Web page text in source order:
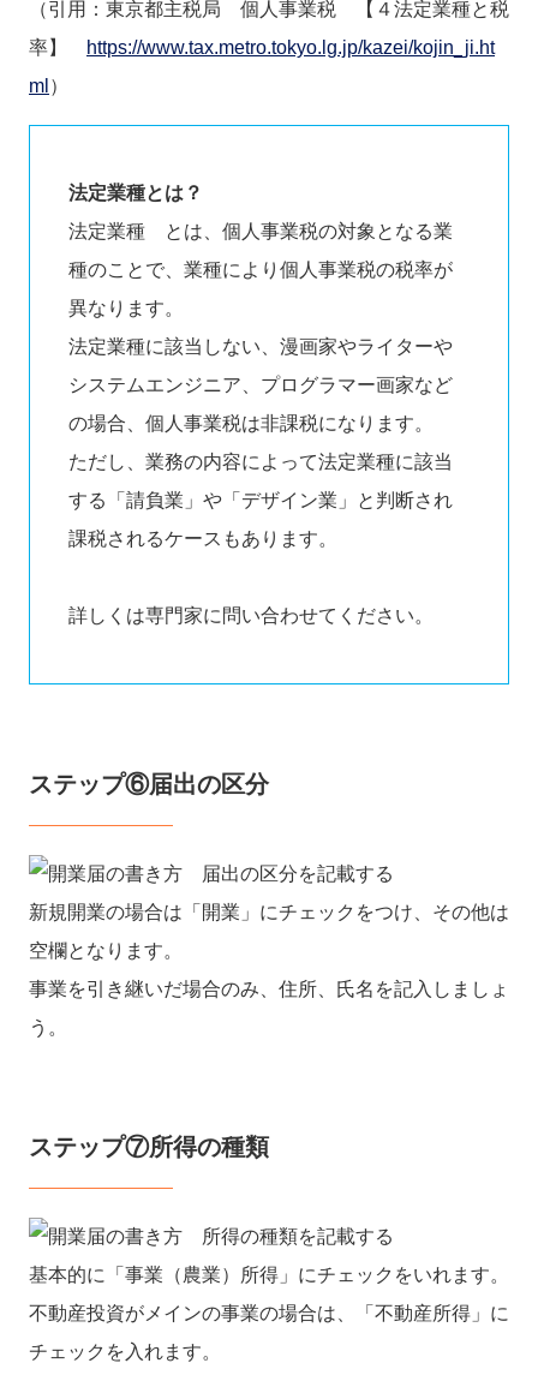
（引用：東京都主税局 個人事業税 【４法定業種と税
率】
https://www.tax.metro.tokyo.lg.jp/kazei/kojin_ji.ht
ml ）
法定業種とは？
法定業種 とは、個人事業税の対象となる業
種のことで、業種により個人事業税の税率が
異なります。
法定業種に該当しない、漫画家やライターや
システムエンジニア、プログラマー画家など
の場合、個人事業税は非課税になります。
ただし、業務の内容によって法定業種に該当
する「請負業」や「デザイン業」と判断され
課税されるケースもあります。
詳しくは専門家に問い合わせてください。
ステップ⑥届出の区分
新規開業の場合は「開業」にチェックをつけ、その他は
空欄となります。
事業を引き継いだ場合のみ、住所、氏名を記入しましょ
う。
ステップ⑦所得の種類
基本的に「事業（農業）所得」にチェックをいれます。
不動産投資がメインの事業の場合は、「不動産所得」に
チェックを入れます。